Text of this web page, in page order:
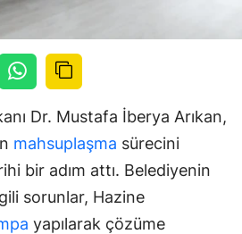
Dr. Mustafa İberya Arıkan,
mahsuplaşma sürecini
bir adım attı. Belediyenin
sorunlar, Hazine
yapılarak çözüme